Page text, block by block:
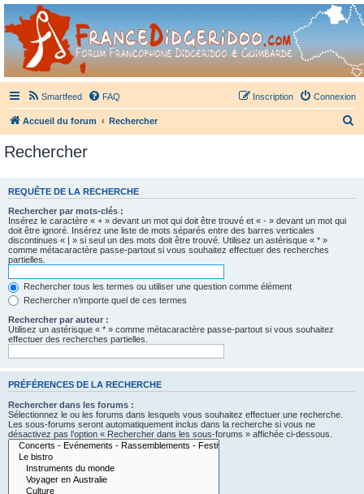
France Didgeridoo
Didgeridoo et Guimbarde sur France Didgeridoo - retrouvez la communauté.
Smartfeed FAQ Connexion
Inscription
Accueil du forum Rechercher
e
Rechercher
REQUÊTE DE LA RECHERCHE
Rechercher par mots-clés :
Insérez le caractère « + » devant un mot qui doit être trouvé et « - » devant un mot qui
doit être ignoré. Insérez une liste de mots séparés entre des barres verticales
discontinues « | » si seul un des mots doit être trouvé. Utilisez un astérisque « * »
comme métacaractère passe-partout si vous souhaitez effectuer des recherches
partielles.
Rechercher tous les termes ou utiliser une question comme élément
Rechercher n’importe quel de ces termes
Rechercher par auteur :
Utilisez un astérisque « * » comme métacaractère passe-partout si vous souhaitez
effectuer des recherches partielles.
PRÉFÉRENCES DE LA RECHERCHE
Rechercher dans les forums :
Sélectionnez le ou les forums dans lesquels vous souhaitez effectuer une recherche.
Les sous-forums seront automatiquement inclus dans la recherche si vous ne
désactivez pas l’option « Rechercher dans les sous-forums » affichée ci-dessous.